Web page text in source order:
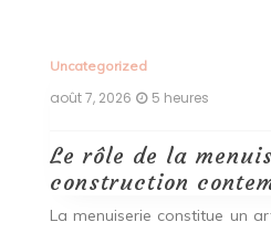
Uncategorized
août 7, 2026 5 heures
Le rôle de la
construction
La menuiserie constitue un